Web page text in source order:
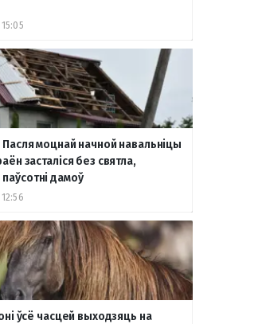
моцнай начной навальніцы
засталіся без святла,
дамоў
ўсё часцей выходзяць на